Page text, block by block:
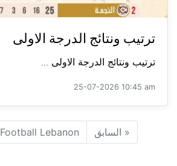
ترتيب ونتائج الدرجة الاولى
ترتيب ونتائج الدرجة الاولى ...
25-07-2026 10:45 am
« السابق Football Lebanon